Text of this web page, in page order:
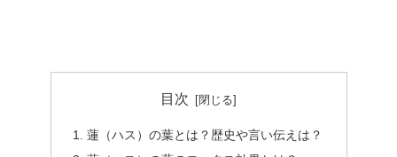
目次
蓮（ハス）の葉とは？歴史や言い伝えは？